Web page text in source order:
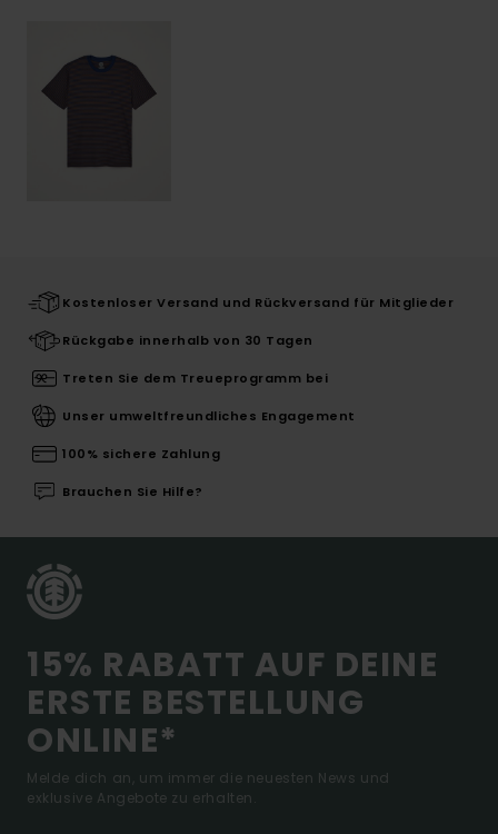
Kostenloser Versand und Rückversand für Mitglieder
Rückgabe innerhalb von 30 Tagen
Treten Sie dem Treueprogramm bei
Unser umweltfreundliches Engagement
100% sichere Zahlung
Brauchen Sie Hilfe?
15% RABATT AUF DEINE
ERSTE BESTELLUNG
ONLINE*
Melde dich an, um immer die neuesten News und
exklusive Angebote zu erhalten.